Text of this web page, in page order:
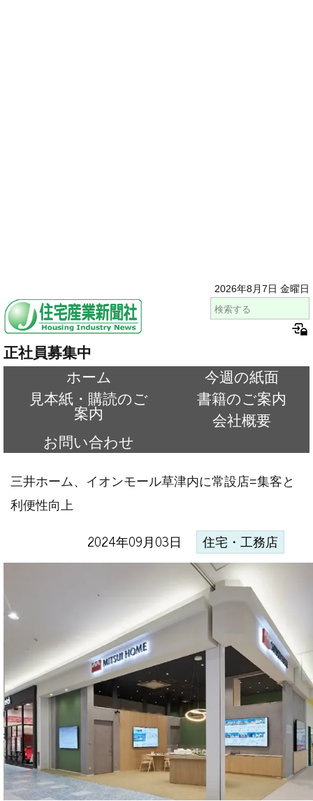
2026年8月7日 金曜日
正社員募集中
ホーム
今週の紙面
見本紙・購読のご
案内
書籍のご案内
会社概要
お問い合わせ
三井ホーム、イオンモール草津内に常設店=集客と
利便性向上
2024年09月03日 住宅・工務店